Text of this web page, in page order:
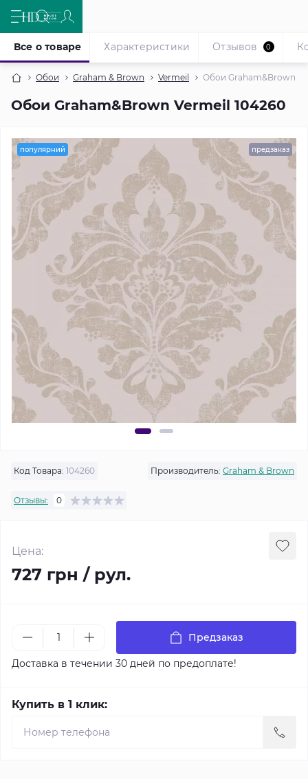
Обои Graham & Brown Vermeil Обои Graham&Brown
Обои Graham&Brown Vermeil 104260
Все о товаре Характеристики Отзывов 0
популярний предзаказ
Код Товара: 104260 Производитель: Graham & Brown
Отзывы: 0
Цена:
727 грн / рул.
Предзаказ
Доставка в течении 30 дней по предоплате!
Купить в 1 клик: